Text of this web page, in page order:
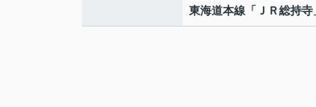
東海道本線 「 ＪＲ総持寺